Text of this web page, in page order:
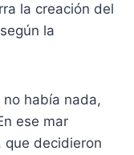
la creación del
la
no había nada,
ese mar
que decidieron